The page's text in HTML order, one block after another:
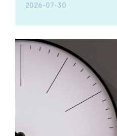
2026-07-30